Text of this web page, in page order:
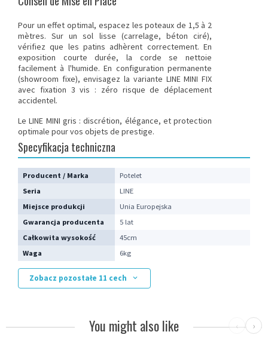
Pour un effet optimal, espacez les poteaux de 1,5 à 2
mètres. Sur un sol lisse (carrelage, béton ciré),
vérifiez que les patins adhèrent correctement. En
exposition courte durée, la corde se nettoie
facilement à l'humide. En configuration permanente
(showroom fixe), envisagez la variante LINE MINI FIX
avec fixation 3 vis : zéro risque de déplacement
accidentel.
Le LINE MINI gris : discrétion, élégance, et protection
optimale pour vos objets de prestige.
Specyfikacja techniczna
Producent / Marka
Potelet
Seria
LINE
Miejsce produkcji
Unia Europejska
Gwarancja producenta
5 lat
Całkowita wysokość
45cm
Waga
6kg
Zobacz pozostałe 11 cech
You might also like ‹ ›